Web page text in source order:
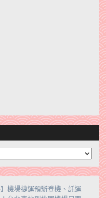
】機場捷運預辦登機、託運